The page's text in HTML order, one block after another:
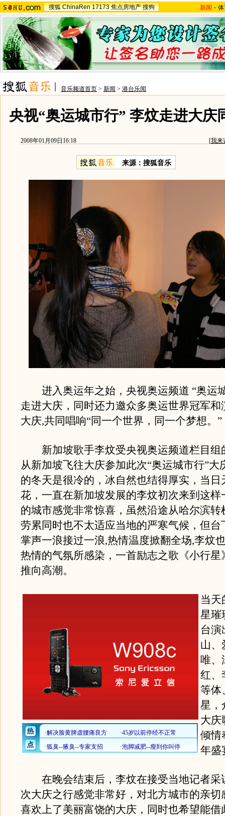
搜狐 ChinaRen 17173 焦点房地产 搜狗 新闻 -
音乐频道首页 > 新闻 > 港台乐闻
央视“奥运城市行” 李炆走进大庆
2008年01月09日16:18 [我来
来源：搜狐音乐
进入奥运年之始，央视奥运频道 “奥运
走进大庆，同时还力邀众多奥运世界冠军和
大庆,共同唱响“同一个世界，同一个梦想。”
新加坡歌手李炆受央视奥运频道栏目组
从新加坡飞往大庆参加此次“奥运城市行”大
的冬天是很冷的，冰自然也结得厚实，当日
花，一直在新加坡发展的李炆初次来到这样
的城市感觉非常惊喜，虽然沿途从哈尔滨转
劳累同时也不太适应当地的严寒气候，但台
掌声一浪接过一浪,热情温度掀翻全场,李炆
热情的气氛所感染，一首励志之歌《小行星
推向高潮。
当天
星璀
台演
山、
唯、
红、
等体
星，
大庆
倾情
年盛
在晚会结束后，李炆在接受当地记者采
次大庆之行感觉非常好，对北方城市的亲切
喜欢上了美丽富饶的大庆，同时也希望能借